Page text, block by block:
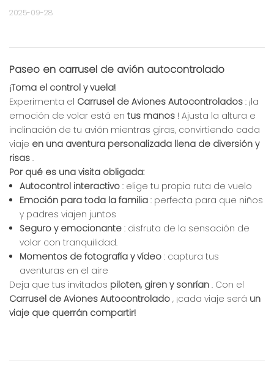
2025-09-28
Paseo en carrusel de avión autocontrolado
¡Toma el control y vuela!
Experimenta el Carrusel de Aviones Autocontrolados : ¡la
emoción de volar está en tus manos ! Ajusta la altura e
inclinación de tu avión mientras giras, convirtiendo cada
viaje en una aventura personalizada llena de diversión y
risas .
Por qué es una visita obligada:
Autocontrol interactivo: elige tu propia ruta de vuelo
Emoción para toda la familia: perfecta para que niños
y padres viajen juntos
Seguro y emocionante: disfruta de la sensación de
volar con tranquilidad.
Momentos de fotografía y vídeo: captura tus
aventuras en el aire
Deja que tus invitados piloten, giren y sonrían . Con el
Carrusel de Aviones Autocontrolado , ¡cada viaje será un
viaje que querrán compartir!